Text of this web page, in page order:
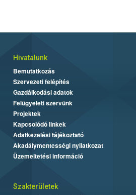
Hivatalunk
Bemutatkozás
Szervezeti felépítés
Gazdálkodási adatok
Felügyeleti szervünk
Projektek
Kapcsolódó linkek
Adatkezelési tájékoztató
Akadálymentességi nyilatkozat
Üzemeltetési információ
Szakterületek